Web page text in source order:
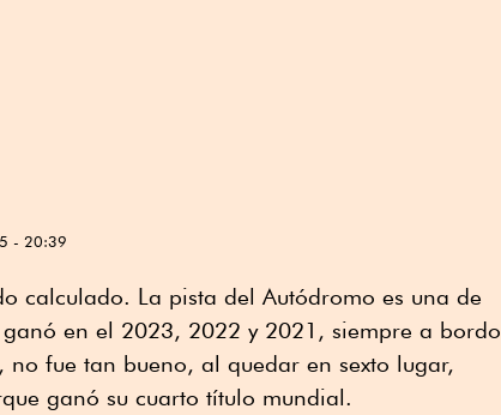
- 20:39
calculado. La pista del Autódromo es una de
en el 2023, 2022 y 2021, siempre a bordo
no fue tan bueno, al quedar en sexto lugar,
ganó su cuarto título mundial.